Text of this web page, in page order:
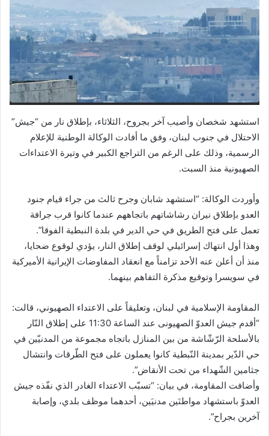
استشهد شخصان وأصيب آخر بجروح، الثلاثاء، بإطلاق نار من “جيش”
الاحتلال في جنوب لبنان، وفق ما أفادت الوكالة الوطنية للإعلام
الرسمية، وذلك على الرغم من التراجع الكبير في وتيرة الاعتداءات
الصهيونية منذ السبت.
وأوردت الوكالة: “استشهد شابان وجرح ثالث من جراء قيام جنود
العدو بإطلاق نيران رشاشاتهم باتجاههم عندما كانوا قرب جرافة
تعمل على فتح الطريق في حي الدير في بلدة النبطية الفوقا”.
وهذا أول انتهاك إسرائيلي لوقف إطلاق النار، يؤدي لوقوع ضحايا،
منذ أن أعلن عنه الأحد تزامناً مع انعقاد المفاوضات الإيرانية الأميركية
في سويسرا وتوقيع مذكرة التفاهم بينهما.
المقاومة الإسلامية في لبنان، وتعليقاً على الاعتداء الصهيوني، قالت:
“أقدم جيش العدوّ الصهيونى عند الساعة 11:30 على إطلاق النّار
بالأسلحة الرّشّاشة من بين المنازل باتجاه مجموعة من المدنيّين في
حي الدّير بمدينة النّبطية كانوا يعملون على فتح الطّرقات وانتشال
جثامين الشّهداء من تحت الأنقاض”.
وأضافت المقاومة، في بيان: “تسبّب الاعتداء الغادر الذي نفّذه جيش
العدوّ باستشهاد مواطنَين مدنيَين، أحدهما موظف بلدي، وإصابة
آخرين بجراح”.